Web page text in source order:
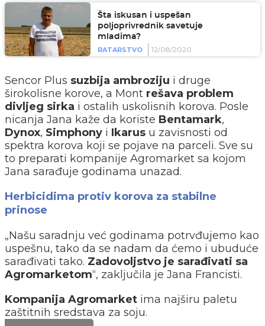
Šta iskusan i uspešan
poljoprivrednik savetuje
mladima?
RATARSTVO
12/08/2020
Sencor Plus suzbija ambroziju i druge
širokolisne korove, a Mont rešava problem
divljeg sirka i ostalih uskolisnih korova. Posle
nicanja Jana kaže da koriste Bentamark,
Dynox, Simphony i Ikarus u zavisnosti od
spektra korova koji se pojave na parceli. Sve su
to preparati kompanije Agromarket sa kojom
Jana sarađuje godinama unazad.
Herbicidima protiv korova za stabilne
prinose
„Našu saradnju već godinama potrvđujemo kao
uspešnu, tako da se nadam da ćemo i ubuduće
sarađivati tako. Zadovoljstvo je sarađivati sa
Agromarketom“, zaključila je Jana Francisti.
Kompanija Agromarket ima najširu paletu
zaštitnih sredstava za soju.